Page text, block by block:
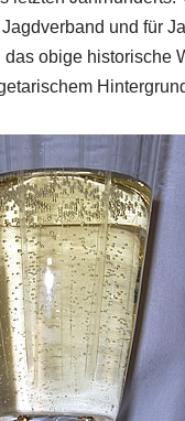
und für
obige historische